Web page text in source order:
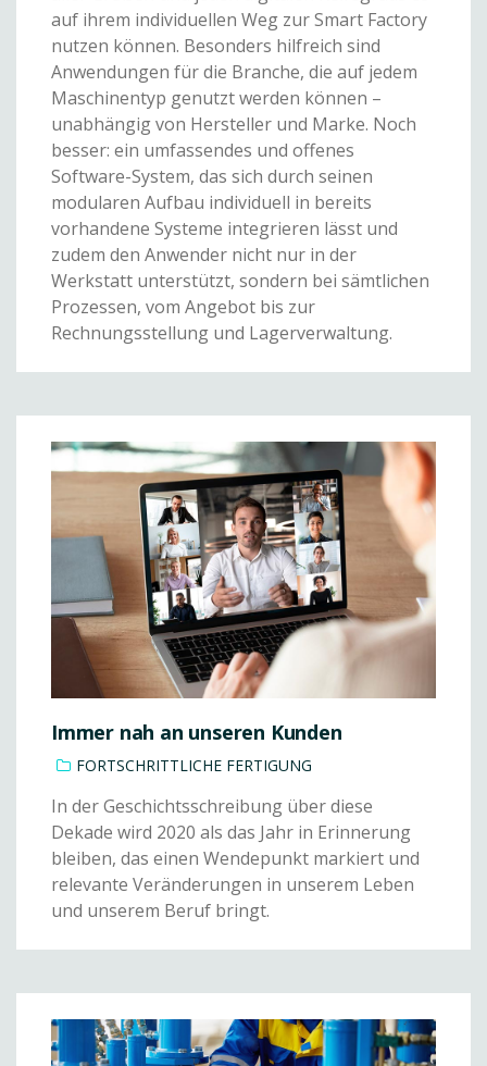
auf ihrem individuellen Weg zur Smart Factory
nutzen können. Besonders hilfreich sind
Anwendungen für die Branche, die auf jedem
Maschinentyp genutzt werden können –
unabhängig von Hersteller und Marke. Noch
besser: ein umfassendes und offenes
Software-System, das sich durch seinen
modularen Aufbau individuell in bereits
vorhandene Systeme integrieren lässt und
zudem den Anwender nicht nur in der
Werkstatt unterstützt, sondern bei sämtlichen
Prozessen, vom Angebot bis zur
Rechnungsstellung und Lagerverwaltung.
Immer nah an unseren Kunden
FORTSCHRITTLICHE FERTIGUNG
In der Geschichtsschreibung über diese
Dekade wird 2020 als das Jahr in Erinnerung
bleiben, das einen Wendepunkt markiert und
relevante Veränderungen in unserem Leben
und unserem Beruf bringt.